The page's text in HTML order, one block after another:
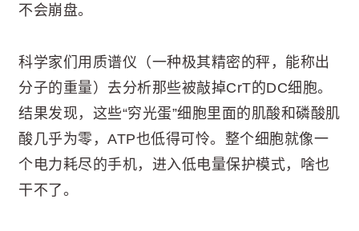
不会崩盘。
科学家们用质谱仪（一种极其精密的秤，能称出
分子的重量）去分析那些被敲掉CrT的DC细胞。
结果发现，这些“穷光蛋”细胞里面的肌酸和磷酸肌
酸几乎为零，ATP也低得可怜。整个细胞就像一
个电力耗尽的手机，进入低电量保护模式，啥也
干不了。